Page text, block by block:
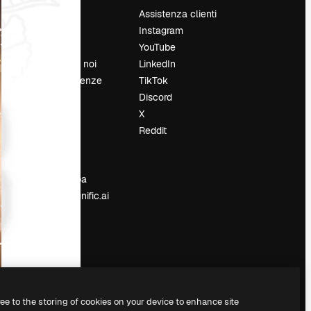
Lavora con noi
Cerca tendenze
Sala stampa
Cerchi magnific.ai
Assistenza clienti
Instagram
YouTube
LinkedIn
TikTok
Discord
X
Reddit
to the storing of cookies on your device to enhance site